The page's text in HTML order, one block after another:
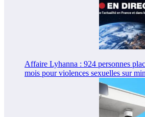
Affaire Lyhanna : 924 personnes
mois pour violences sexuelles sur